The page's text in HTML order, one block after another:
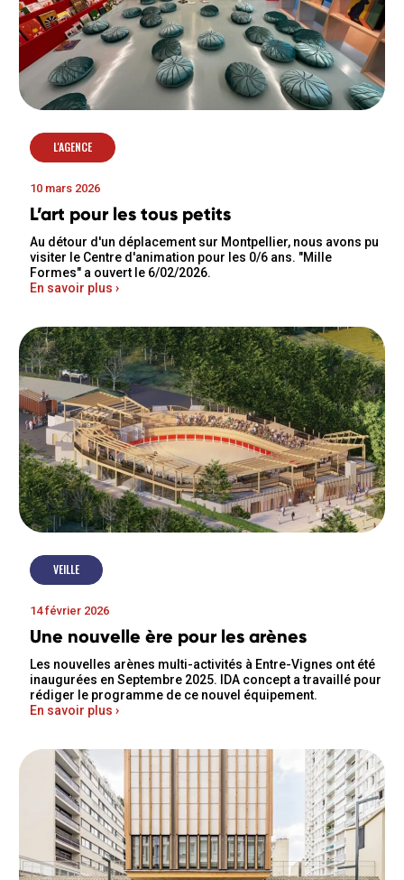
L'AGENCE
10 mars 2026
L’art pour les tous petits
Au détour d'un déplacement sur Montpellier, nous avons pu
visiter le Centre d'animation pour les 0/6 ans. "Mille
Formes" a ouvert le 6/02/2026.
En savoir plus ›
VEILLE
14 février 2026
Une nouvelle ère pour les arènes
Les nouvelles arènes multi-activités à Entre-Vignes ont été
inaugurées en Septembre 2025. IDA concept a travaillé pour
rédiger le programme de ce nouvel équipement.
En savoir plus ›